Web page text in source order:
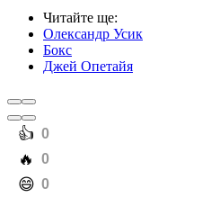
Читайте ще:
Олександр Усик
Бокс
Джей Опетайя
️👍 0
️🔥 0
️😄 0